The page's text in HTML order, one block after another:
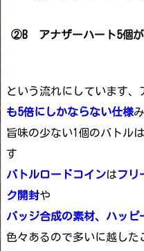
②B アナザーハート5個
という流れにしています、
も5倍にしかならない仕様
旨味の少ない1個のバトル
す
バトルロードコインはフリ
ク開封や
バッジ合成の素材、ハッピ
色々あるので多いに越した